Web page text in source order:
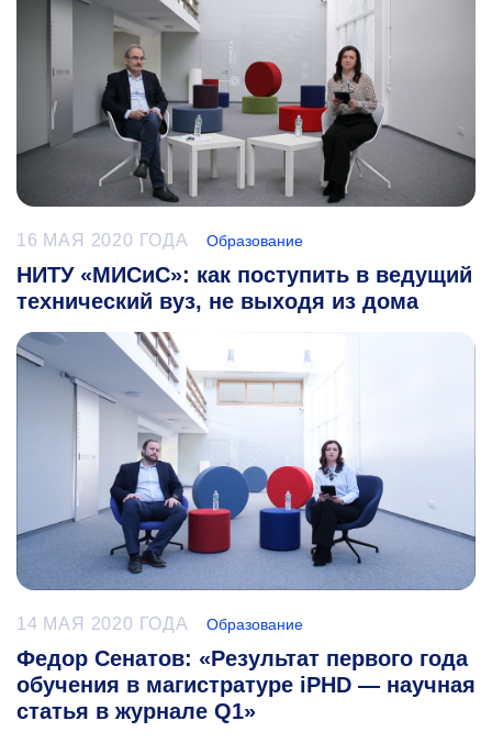
16 МАЯ 2020 ГОДА Образование
НИТУ «МИСиС»: как поступить в ведущий
технический вуз, не выходя из дома
14 МАЯ 2020 ГОДА Образование
Федор Сенатов: «Результат первого года
обучения в магистратуре iPHD — научная
статья в журнале Q1»